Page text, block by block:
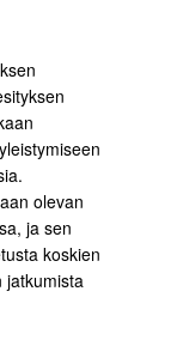
olevan
ja sen
koskien
jatkumista